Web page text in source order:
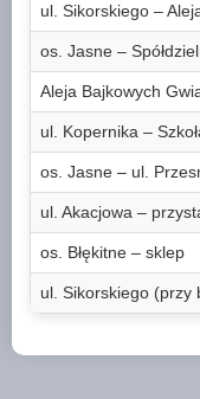
ul. Sikorskiego –
os. Jasne –
Aleja Bajkowych
ul. Kopernika –
os. Jasne – ul.
ul. Akacjowa –
os. Błękitne – sklep
ul. Sikorskiego (przy